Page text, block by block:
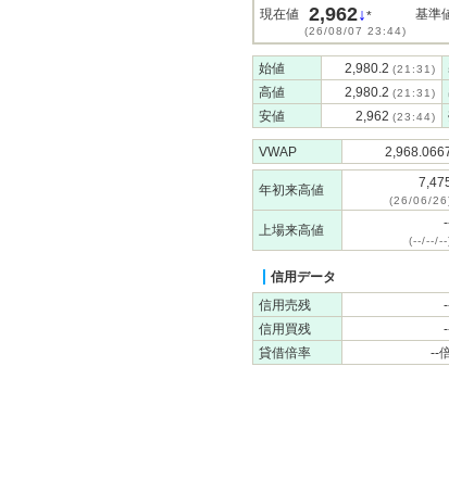
現在値 2,962↓*
(26/08/07 23:44)
基準
始値 2,980.2 (21:31)
高値 2,980.2 (21:31)
安値 2,962 (23:44)
VWAP
年初来高値
(26/06/
上場来高値
(--/--/--
信用データ
信用売残
信用買残
貸借倍率
--